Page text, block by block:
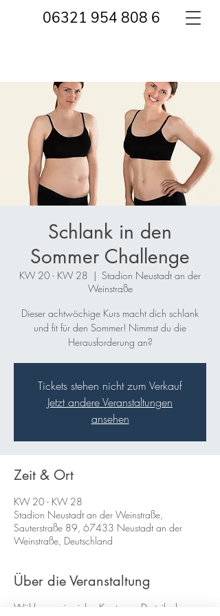
06321 954 808 6
Schlank in den
Sommer Challenge
KW 20 - KW 28
  |
Stadion Neustadt an der
Weinstraße
Dieser achtwöchige Kurs macht dich schlank
und fit für den Sommer! Nimmst du die
Herausforderung an?
Tickets stehen nicht zum Verkauf
Jetzt andere Veranstaltungen
ansehen
Zeit & Ort
KW 20 - KW 28
Stadion Neustadt an der Weinstraße,
Sauterstraße 89, 67433 Neustadt an der
Weinstraße, Deutschland
Über die Veranstaltung
Wähle an wie vielen Kurstagen Du teilnehmen